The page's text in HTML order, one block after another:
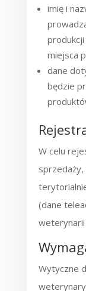
imię i
miejsca
dane
będzie
W celu
sprzedaży,
(dane
Wytyczne